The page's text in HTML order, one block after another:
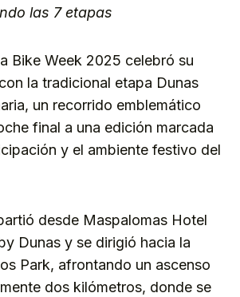
las 7 etapas
Bike Week 2025 celebró su
la tradicional etapa Dunas
un recorrido emblemático
final a una edición marcada
y el ambiente festivo del
desde Maspalomas Hotel
Dunas y se dirigió hacia la
Park, afrontando un ascenso
dos kilómetros, donde se